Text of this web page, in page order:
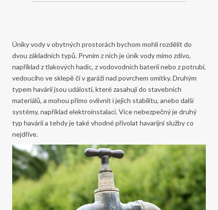
Úniky vody v obytných prostorách bychom mohli rozdělit do
dvou základních typů. Prvním z nich je únik vody mimo zdivo,
například z tlakových hadic, z vodovodních baterií nebo z potrubí,
vedoucího ve sklepě či v garáži nad povrchem omítky. Druhým
typem havárií jsou události, které zasahují do stavebních
materiálů, a mohou přímo ovlivnit i jejich stabilitu, anebo další
systémy, například elektroinstalaci. Více nebezpečný je druhý
typ havárií a tehdy je také vhodné přivolat havarijní služby co
nejdříve.